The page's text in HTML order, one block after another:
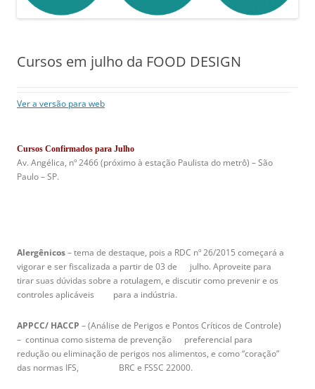
Cursos em julho da FOOD DESIGN
Ver a versão para web
Cursos Confirmados para Julho
Av. Angélica, nº 2466 (próximo à estação Paulista do metrô) – São
Paulo – SP.
Alergênicos– tema de destaque, pois a RDC nº 26/2015 começará a
vigorar e ser fiscalizada a partir de 03 de julho. Aproveite para
tirar suas dúvidas sobre a rotulagem, e discutir como prevenir e os
controles aplicáveis para a indústria.
APPCC/ HACCP – (Análise de Perigos e Pontos Críticos de Controle)
– continua como sistema de prevenção preferencial para
redução ou eliminação de perigos nos alimentos, e como “coração”
das normas IFS, BRC e FSSC 22000.